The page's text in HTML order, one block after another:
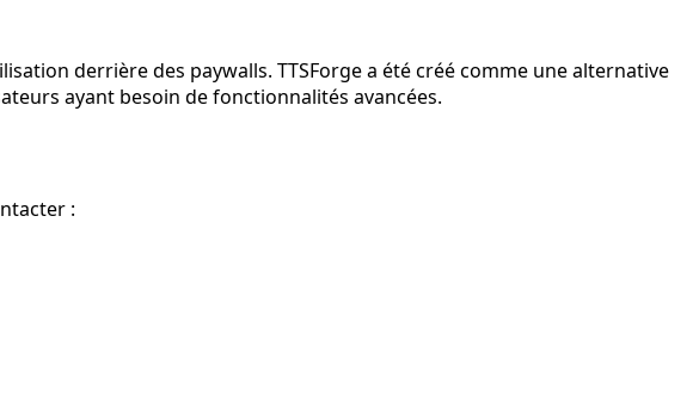
derrière des paywalls. TTSForge a été créé comme une alternative
ayant besoin de fonctionnalités avancées.
: